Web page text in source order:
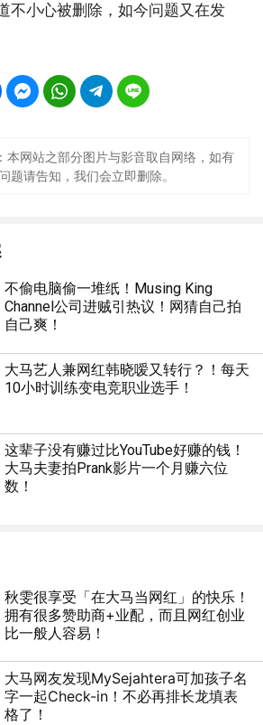
不小心被删除，如今问题又在发
：本网站之部分图片与影音取自网络，如有
题请告知，我们会立即删除。
不偷电脑偷一堆纸！Musing King
Channel公司进贼引热议！网猜自己拍
自己爽！
大马艺人兼网红韩晓嗳又转行？！每天
10小时训练变电竞职业选手！
这辈子没有赚过比YouTube好赚的钱！
大马夫妻拍Prank影片一个月赚六位
数！
秋雯很享受「在大马当网红」的快乐！
拥有很多赞助商+业配，而且网红创业
比一般人容易！
大马网友发现MySejahtera可加孩子名
字一起Check-in！不必再排长龙填表
格了！